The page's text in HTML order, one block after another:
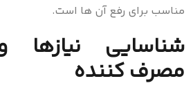
مناسب برای رفع آن ها است.
شناسایی نیازها
مصرف کننده